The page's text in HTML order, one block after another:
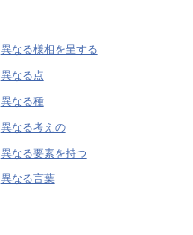
異なる様相を呈する
異なる点
異なる種
異なる考えの
異なる要素を持つ
異なる言葉